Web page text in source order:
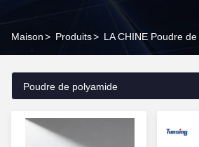
Maison> Produits> LA CHINE Poudre
Poudre de polyamide